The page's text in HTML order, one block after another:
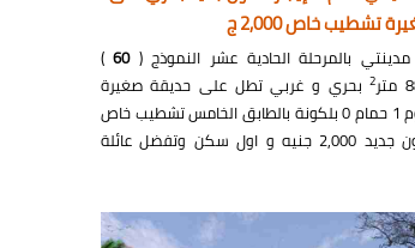
تشطيب خاص 2,000 ج
بالمرحلة الحادية عشر النموذج (60
)
2بحري و غربي تطل على حديقة صغيرة
تشمل 2 نوم 1 حمام 0 بلكونة بالطابق الخامس تشطيب خاص
للإيجار قانون جديد 2,000 جنيه و اول سكن وتفضل عائلة